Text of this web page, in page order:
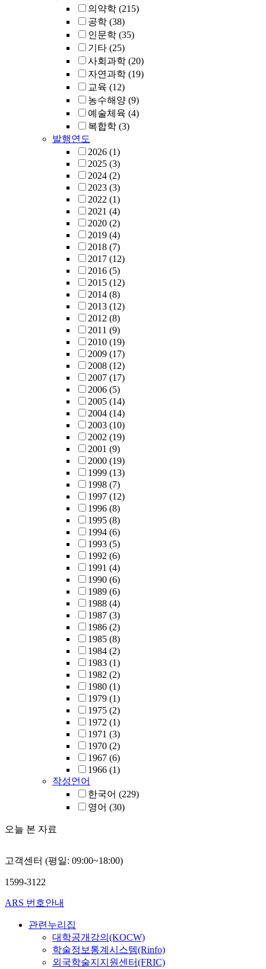
의약학 (215)
공학 (38)
인문학 (35)
기타 (25)
사회과학 (20)
자연과학 (19)
교육 (12)
농수해양 (9)
예술체육 (4)
복합학 (3)
발행연도
2026 (1)
2025 (3)
2024 (2)
2023 (3)
2022 (1)
2021 (4)
2020 (2)
2019 (4)
2018 (7)
2017 (12)
2016 (5)
2015 (12)
2014 (8)
2013 (12)
2012 (8)
2011 (9)
2010 (19)
2009 (17)
2008 (12)
2007 (17)
2006 (5)
2005 (14)
2004 (14)
2003 (10)
2002 (19)
2001 (9)
2000 (19)
1999 (13)
1998 (7)
1997 (12)
1996 (8)
1995 (8)
1994 (6)
1993 (5)
1992 (6)
1991 (4)
1990 (6)
1989 (6)
1988 (4)
1987 (3)
1986 (2)
1985 (8)
1984 (2)
1983 (1)
1982 (2)
1980 (1)
1979 (1)
1975 (2)
1972 (1)
1971 (3)
1970 (2)
1967 (6)
1966 (1)
작성언어
한국어 (229)
영어 (30)
오늘 본 자료
고객센터 (평일: 09:00~18:00)
1599-3122
ARS 번호안내
관련누리집
대학공개강의(KOCW)
학술정보통계시스템(Rinfo)
외국학술지지원센터(FRIC)